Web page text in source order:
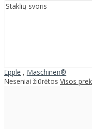
Staklių svoris
Epple , Maschinen®
Neseniai žiūrėtos Visos